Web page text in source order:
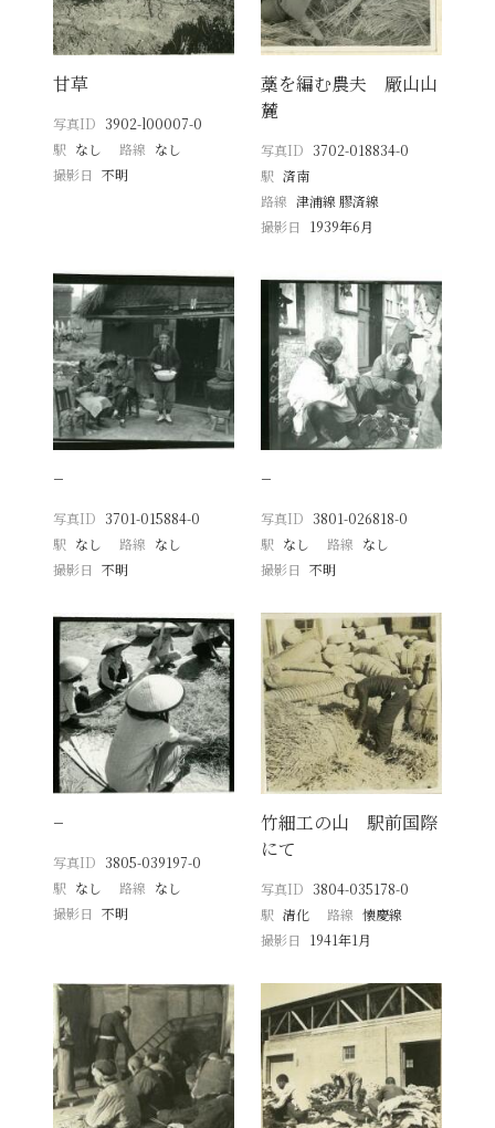
甘草
写真ID 3902-l00007-0
駅 なし 路線 なし
撮影日
不明
藁を編む農夫 厰山山
麓
写真ID 3702-018834-0
駅 済南
路線 津浦線 膠済線
撮影日
1939年6月
−
写真ID 3701-015884-0
駅 なし 路線 なし
撮影日
不明
−
写真ID 3801-026818-0
駅 なし 路線 なし
撮影日 不明
−
写真ID 3805-039197-0
駅 なし 路線 なし
撮影日
不明
竹細工の山 駅前国際
にて
写真ID 3804-035178-0
駅 清化 路線 懐慶線
撮影日
1941年1月